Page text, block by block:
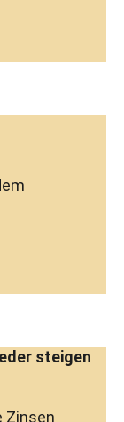
steigen
Zinsen